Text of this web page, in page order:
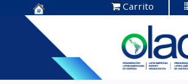
Centro de
Documentación
OLADE -
Carrito